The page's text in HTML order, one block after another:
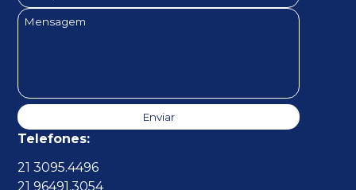
Telefones:
21 3095.4496
21 96491.3054